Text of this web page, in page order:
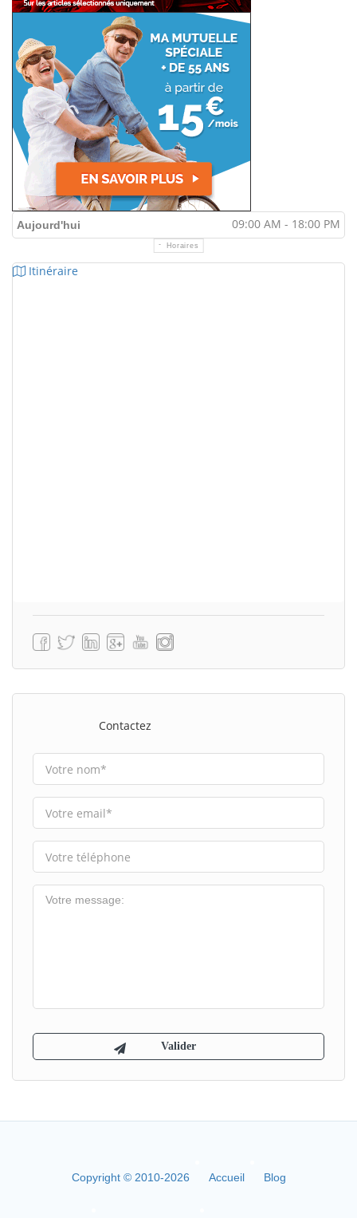
Aujourd'hui 09:00 AM - 18:00 PM
Horaires
Itinéraire
Contactez
Copyright © 2010-2026 Accueil Blog